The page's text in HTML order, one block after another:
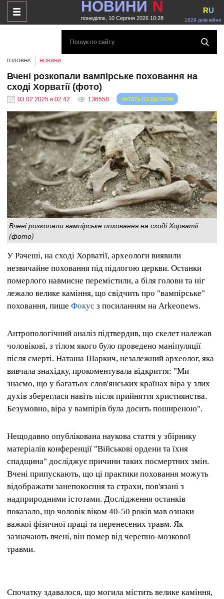
НОВИНИ N
понеділок, 10 Серпня 2026 10:28 1629 днів війни
RU
ГОЛОВНА НОВИНИ
Вчені розкопали вампірське поховання на
сході Хорватії (фото)
03.02.2025 в 02:42 136558 читать на русском
Вчені розкопали вампірське поховання на сході Хорватії
(фото)
У Рачеші, на сході Хорватії, археологи виявили
незвичайне поховання під підлогою церкви. Останки
померлого навмисне перемістили, а біля голови та ніг
лежало велике каміння, що свідчить про "вампірське"
поховання, пише Фокус з посиланням на Arkeonews.
Антропологічний аналіз підтвердив, що скелет належав
чоловікові, з тілом якого було проведено маніпуляції
після смерті. Наташа Шаркич, незалежний археолог, яка
вивчала знахідку, прокоментувала відкриття: "Ми
знаємо, що у багатьох слов'янських країнах віра у злих
духів збереглася навіть після прийняття християнства.
Безумовно, віра у вампірів була досить поширеною".
Нещодавно опублікована наукова стаття у збірнику
матеріалів конференції "Військові ордени та їхня
спадщина" досліджує причини таких посмертних змін.
Вчені припускають, що ці практики поховання можуть
відображати занепокоєння та страхи, пов'язані з
надприродними істотами. Дослідження останків
показало, що чоловік віком 40-50 років мав ознаки
важкої фізичної праці та перенесених травм. Як
зазначають вчені, він помер від черепно-мозкової
травми.
Спочатку здавалося, що могила містить велике каміння,